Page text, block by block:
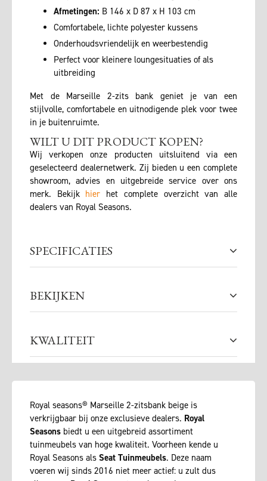
Afmetingen: B 146 x D 87 x H 103 cm
Comfortabele, lichte polyester kussens
Onderhoudsvriendelijk en weerbestendig
Perfect voor kleinere loungesituaties of als
uitbreiding
Met de Marseille 2-zits bank geniet je van een
stijlvolle, comfortabele en uitnodigende plek voor twee
in je buitenruimte.
WILT U DIT PRODUCT KOPEN?
Wij verkopen onze producten uitsluitend via een
geselecteerd dealernetwerk. Zij bieden u een complete
showroom, advies en uitgebreide service over ons
merk. Bekijk hier het complete overzicht van alle
dealers van Royal Seasons.
SPECIFICATIES
BEKIJKEN
KWALITEIT
Royal seasons® Marseille 2-zitsbank beige is
verkrijgbaar bij onze exclusieve dealers. Royal
Seasons biedt u een uitgebreid assortiment
tuinmeubels van hoge kwaliteit. Voorheen kende u
Royal Seasons als Seat Tuinmeubels. Deze naam
voeren wij sinds 2016 niet meer actief: u zult dus